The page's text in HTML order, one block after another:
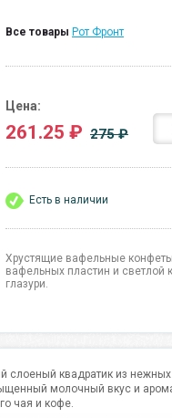
Все товары Рот Фронт
Цена:
261.25 ₽ 275 ₽
Есть в наличии
Хрустящие вафельные
вафельных пластин и
глазури.
квадратик из
молочный вкус и
чая и кофе.